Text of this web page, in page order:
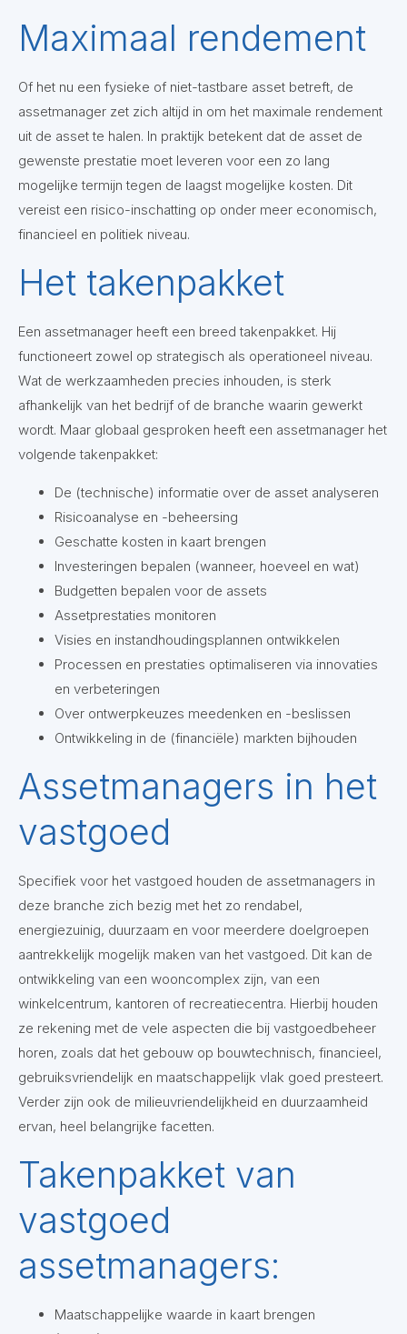
Maximaal rendement
Of het nu een fysieke of niet-tastbare asset betreft, de
assetmanager zet zich altijd in om het maximale rendement
uit de asset te halen. In praktijk betekent dat de asset de
gewenste prestatie moet leveren voor een zo lang
mogelijke termijn tegen de laagst mogelijke kosten. Dit
vereist een risico-inschatting op onder meer economisch,
financieel en politiek niveau.
Het takenpakket
Een assetmanager heeft een breed takenpakket. Hij
functioneert zowel op strategisch als operationeel niveau.
Wat de werkzaamheden precies inhouden, is sterk
afhankelijk van het bedrijf of de branche waarin gewerkt
wordt. Maar globaal gesproken heeft een assetmanager het
volgende takenpakket:
De (technische) informatie over de asset analyseren
Risicoanalyse en -beheersing
Geschatte kosten in kaart brengen
Investeringen bepalen (wanneer, hoeveel en wat)
Budgetten bepalen voor de assets
Assetprestaties monitoren
Visies en instandhoudingsplannen ontwikkelen
Processen en prestaties optimaliseren via innovaties
en verbeteringen
Over ontwerpkeuzes meedenken en -beslissen
Ontwikkeling in de (financiële) markten bijhouden
Assetmanagers in het
vastgoed
Specifiek voor het vastgoed houden de assetmanagers in
deze branche zich bezig met het zo rendabel,
energiezuinig, duurzaam en voor meerdere doelgroepen
aantrekkelijk mogelijk maken van het vastgoed. Dit kan de
ontwikkeling van een wooncomplex zijn, van een
winkelcentrum, kantoren of recreatiecentra. Hierbij houden
ze rekening met de vele aspecten die bij vastgoedbeheer
horen, zoals dat het gebouw op bouwtechnisch, financieel,
gebruiksvriendelijk en maatschappelijk vlak goed presteert.
Verder zijn ook de milieuvriendelijkheid en duurzaamheid
ervan, heel belangrijke facetten.
Takenpakket van
vastgoed
assetmanagers:
Maatschappelijke waarde in kaart brengen